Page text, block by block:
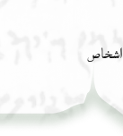
اشخاص